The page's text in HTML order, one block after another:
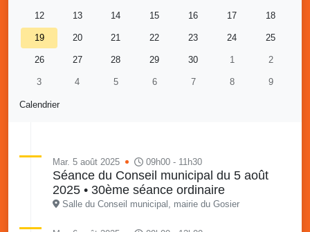
Calendrier
12 13 14 15 16 17 18
19 20 21 22 23 24 25
26 27 28 29 30 1 2
3 4 5 6 7 8 9
Mar. 5 août 2025 09h00 - 11h30
Séance du Conseil municipal du 5 août
2025 • 30ème séance ordinaire
Salle du Conseil municipal, mairie du Gosier